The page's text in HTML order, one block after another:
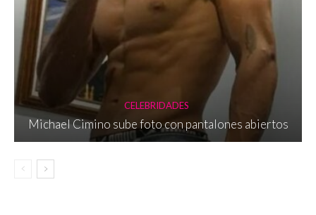
CELEBRIDADES
Michael Cimino sube foto con pantalones abiertos